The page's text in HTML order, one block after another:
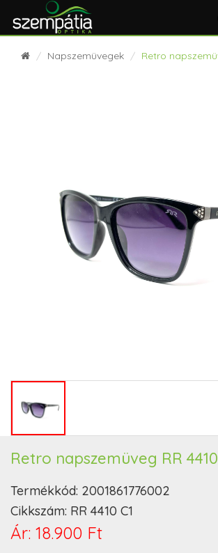
Napszemüvegek Retro
Retro napszemüveg RR 4410
Termékkód: 2001861776002
Cikkszám: RR 4410 C1
Ár: 18.900 Ft